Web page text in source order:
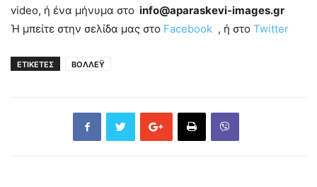
video, ή ένα μήνυμα στο info@aparaskevi-images.gr
Ή μπείτε στην σελίδα μας στο Facebook , ή στο Twitter
ΕΤΙΚΕΤΕΣ ΒΟΛΛΕΫ